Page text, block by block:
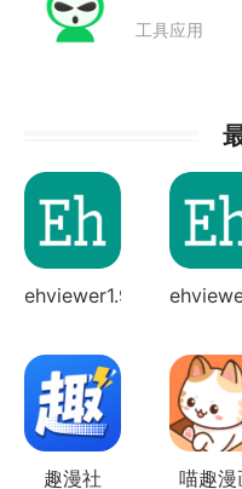
工具应用
ehviewer1.9....
趣漫社 喵趣漫